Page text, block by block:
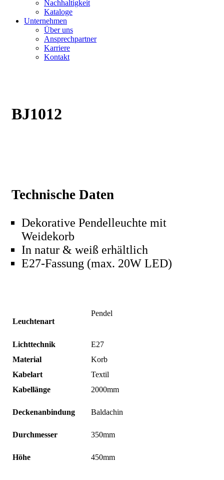
Nachhaltigkeit
Kataloge
Unternehmen
Über uns
Ansprechpartner
Karriere
Kontakt
BJ1012
Technische Daten
Dekorative Pendelleuchte mit
Weidekorb
In natur & weiß erhältlich
E27-Fassung (max. 20W LED)
Leuchtenart
Pendel
Lichttechnik
E27
Material
Korb
Kabelart
Textil
Kabellänge
2000mm
Deckenanbindung Baldachin
Durchmesser 350mm
Höhe 450mm